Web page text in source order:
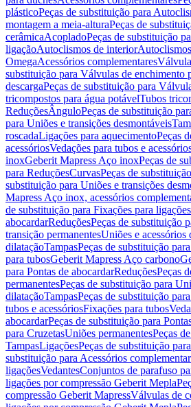
plásticoPeças de substituição para
montagem a meia-alturaPeças de
cerâmicaAcopladoPeças de substituição
ligaçãoAutoclismos de interior
OmegaAcessórios complementares
substituição para Válvulas de enchimento
descargaPeças de substituição para
tricompostos para água potávelTubos
ReduçõesÂnguloPeças de substituição
para Uniões e transições desmontáveis
roscadaLigações para aquecimentoPeças
acessóriosVedações para tubos e
inoxGeberit Mapress Aço inoxPeças de
para ReduçõesCurvasPeças de
substituição para Uniões e transições
Mapress Aço inox, acessórios
de substituição para Fixações para ligações
abocardarReduçõesPeças de substituição
transição permanentesUniões e acessórios
dilataçãoTampasPeças de substituição
para tubosGeberit Mapress Aço carbono
para Pontas de abocardarReduçõesPeças
permanentesPeças de substituição para
dilataçãoTampasPeças de substituição
tubos e acessóriosFixações para tubos
abocardarPeças de substituição para
para CruzetasUniões permanentesPeças
TampasLigaçõesPeças de substituição
substituição para Acessórios
ligaçõesVedantesConjuntos de parafuso
ligações por compressão Geberit Mepla
compressão Geberit MapressVálvulas de